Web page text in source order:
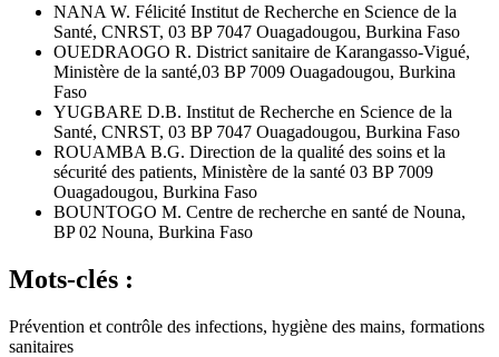
NANA W. Félicité Institut de Recherche en Science de la
Santé, CNRST, 03 BP 7047 Ouagadougou, Burkina Faso
OUEDRAOGO R. District sanitaire de Karangasso-Vigué,
Ministère de la santé,03 BP 7009 Ouagadougou, Burkina
Faso
YUGBARE D.B. Institut de Recherche en Science de la
Santé, CNRST, 03 BP 7047 Ouagadougou, Burkina Faso
ROUAMBA B.G. Direction de la qualité des soins et la
sécurité des patients, Ministère de la santé 03 BP 7009
Ouagadougou, Burkina Faso
BOUNTOGO M. Centre de recherche en santé de Nouna,
BP 02 Nouna, Burkina Faso
Mots-clés :
Prévention et contrôle des infections, hygiène des mains, formations
sanitaires